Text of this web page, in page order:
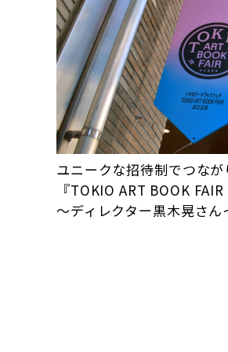
ユニークな招待制でつなが
『TOKIO ART BOOK FAIR
～ディレクター黒木晃さ